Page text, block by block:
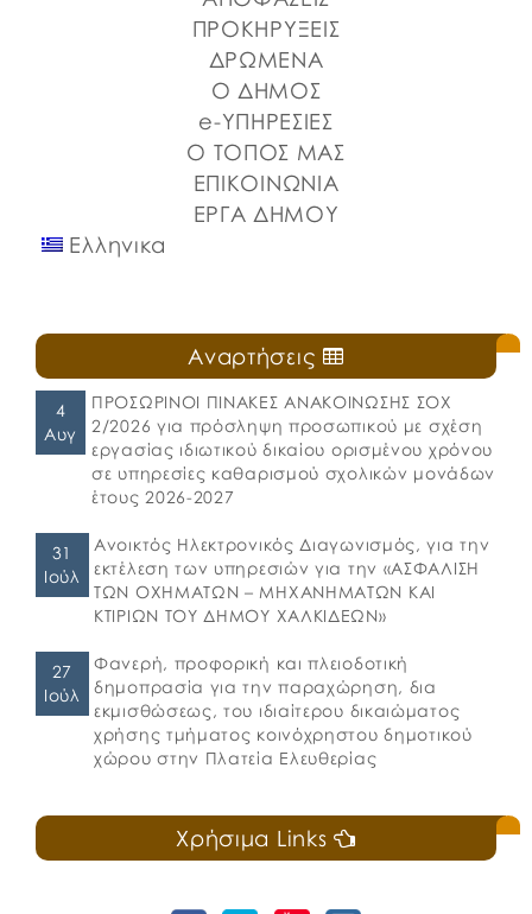
Στερεάς Ελλάδας και του Ο.Π.Α.ΣΤ.Ε, του Οργανισμού
Λιμένων Ν. Εύβοιας και του Επιμελητηρίου Εύβοιας.
⚓️Η επίσημη έναρξη πραγματοποιήθηκε με την
ΠΡΟΚΗΡΥΞΕΙΣ
ΔΡΩΜΕΝΑ
Ο ΔΗΜΟΣ
e-ΥΠΗΡΕΣΙΕΣ
Ο ΤΟΠΟΣ ΜΑΣ
ΕΠΙΚΟΙΝΩΝΙΑ
ΕΡΓΑ ΔΗΜΟΥ
Ελληνικα
Αναρτήσεις
4
Αυγ
ΠΡΟΣΩΡΙΝΟΙ ΠΙΝΑΚΕΣ ΑΝΑΚΟΙΝΩΣΗΣ ΣΟΧ
2/2026 για πρόσληψη προσωπικού με σχέση
εργασίας ιδιωτικού δικαίου ορισμένου χρόνου
σε υπηρεσίες καθαρισμού σχολικών μονάδων
έτους 2026-2027
31
Ιούλ
Ανοικτός Ηλεκτρονικός Διαγωνισμός, για την
εκτέλεση των υπηρεσιών για την «ΑΣΦΑΛΙΣΗ
ΤΩΝ ΟΧΗΜΑΤΩΝ – ΜΗΧΑΝΗΜΑΤΩΝ ΚΑΙ
ΚΤΙΡΙΩΝ ΤΟΥ ΔΗΜΟΥ ΧΑΛΚΙΔΕΩΝ»
27
Ιούλ
Φανερή, προφορική και πλειοδοτική
δημοπρασία για την παραχώρηση, δια
εκμισθώσεως, του ιδιαίτερου δικαιώματος
χρήσης τμήματος κοινόχρηστου δημοτικού
χώρου στην Πλατεία Ελευθερίας
Χρήσιμα Links